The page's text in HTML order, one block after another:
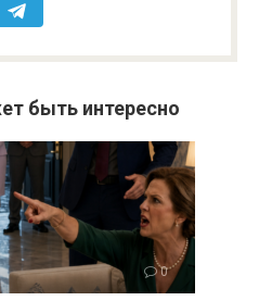
быть интересно
0